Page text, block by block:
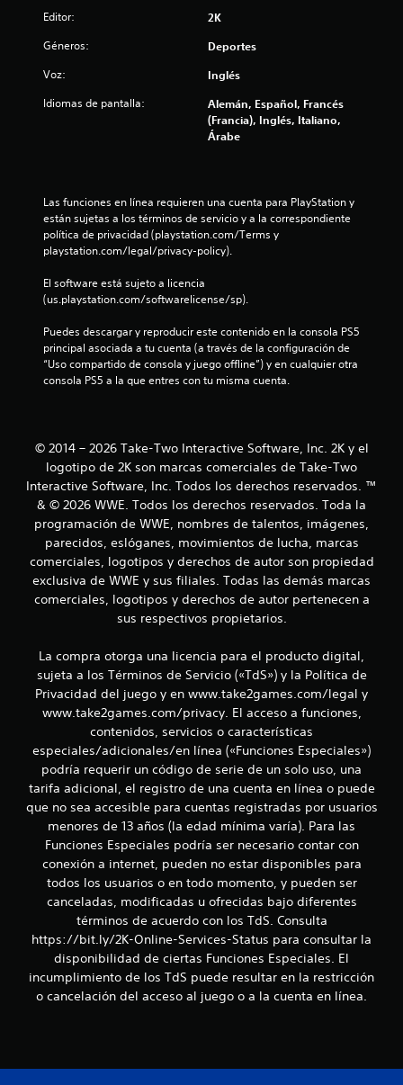
e
r
l
a
e
c
i
n
c
e
s
t
r
e
l
l
a
e
n
Editor: 2K
Géneros: Deportes
Voz: Inglés
Idiomas de pantalla:
Alemán, Español, Francés
(Francia), Inglés, Italiano,
Árabe
Las funciones en línea requieren una cuenta para PlayStation y
están sujetas a los términos de servicio y a la correspondiente
política de privacidad (playstation.com/Terms y
playstation.com/legal/privacy-policy).
El software está sujeto a licencia
(us.playstation.com/softwarelicense/sp).
Puedes descargar y reproducir este contenido en la consola PS5
principal asociada a tu cuenta (a través de la configuración de
“Uso compartido de consola y juego offline”) y en cualquier otra
consola PS5 a la que entres con tu misma cuenta.
© 2014 – 2026 Take-Two Interactive Software, Inc. 2K y el
logotipo de 2K son marcas comerciales de Take-Two
Interactive Software, Inc. Todos los derechos reservados. ™
& © 2026 WWE. Todos los derechos reservados. Toda la
programación de WWE, nombres de talentos, imágenes,
parecidos, eslóganes, movimientos de lucha, marcas
comerciales, logotipos y derechos de autor son propiedad
exclusiva de WWE y sus filiales. Todas las demás marcas
comerciales, logotipos y derechos de autor pertenecen a
sus respectivos propietarios.
La compra otorga una licencia para el producto digital,
sujeta a los Términos de Servicio («TdS») y la Política de
Privacidad del juego y en www.take2games.com/legal y
www.take2games.com/privacy. El acceso a funciones,
contenidos, servicios o características
especiales/adicionales/en línea («Funciones Especiales»)
podría requerir un código de serie de un solo uso, una
tarifa adicional, el registro de una cuenta en línea o puede
que no sea accesible para cuentas registradas por usuarios
menores de 13 años (la edad mínima varía). Para las
Funciones Especiales podría ser necesario contar con
conexión a internet, pueden no estar disponibles para
todos los usuarios o en todo momento, y pueden ser
canceladas, modificadas u ofrecidas bajo diferentes
términos de acuerdo con los TdS. Consulta
https://bit.ly/2K-Online-Services-Status para consultar la
disponibilidad de ciertas Funciones Especiales. El
incumplimiento de los TdS puede resultar en la restricción
o cancelación del acceso al juego o a la cuenta en línea.